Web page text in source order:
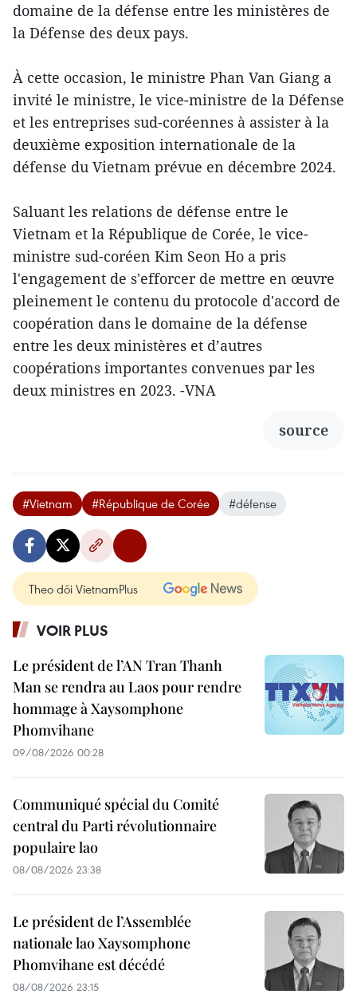
domaine de la défense entre les ministères de
la Défense des deux pays.
À cette occasion, le ministre Phan Van Giang a
invité le ministre, le vice-ministre de la Défense
et les entreprises sud-coréennes à assister à la
deuxième exposition internationale de la
défense du Vietnam prévue en décembre 2024.
Saluant les relations de défense entre le
Vietnam et la République de Corée, le vice-
ministre sud-coréen Kim Seon Ho a pris
l'engagement de s'efforcer de mettre en œuvre
pleinement le contenu du protocole d'accord de
coopération dans le domaine de la défense
entre les deux ministères et d’autres
coopérations importantes convenues par les
deux ministres en 2023. -VNA
source
#Vietnam #République de Corée #défense
Theo dõi VietnamPlus
VOIR PLUS
Le président de l’AN Tran Thanh
Man se rendra au Laos pour rendre
hommage à Xaysomphone
Phomvihane
09/08/2026 00:28
Communiqué spécial du Comité
central du Parti révolutionnaire
populaire lao
08/08/2026 23:38
Le président de l’Assemblée
nationale lao Xaysomphone
Phomvihane est décédé
08/08/2026 23:15